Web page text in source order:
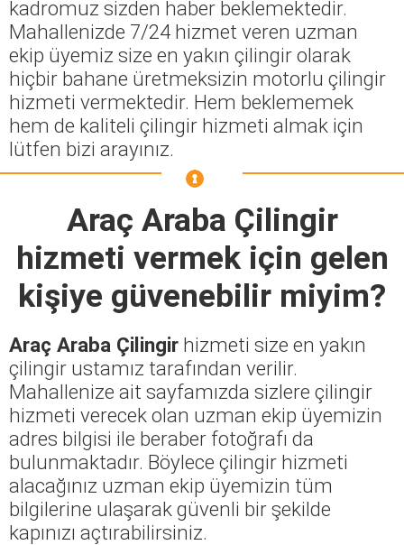
kadromuz sizden haber beklemektedir.
Mahallenizde 7/24 hizmet veren uzman
ekip üyemiz size en yakın çilingir olarak
hiçbir bahane üretmeksizin motorlu çilingir
hizmeti vermektedir. Hem beklememek
hem de kaliteli çilingir hizmeti almak için
lütfen bizi arayınız.
Araç Araba Çilingir
hizmeti vermek için gelen
kişiye güvenebilir miyim?
Araç Araba Çilingir hizmeti size en yakın
çilingir ustamız tarafından verilir.
Mahallenize ait sayfamızda sizlere çilingir
hizmeti verecek olan uzman ekip üyemizin
adres bilgisi ile beraber fotoğrafı da
bulunmaktadır. Böylece çilingir hizmeti
alacağınız uzman ekip üyemizin tüm
bilgilerine ulaşarak güvenli bir şekilde
kapınızı açtırabilirsiniz.